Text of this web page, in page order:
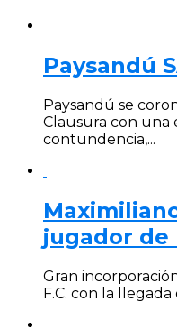
Paysandú
Paysandú se
Clausura con
contundencia,...
jugador de
Gran
F.C. con la llegada